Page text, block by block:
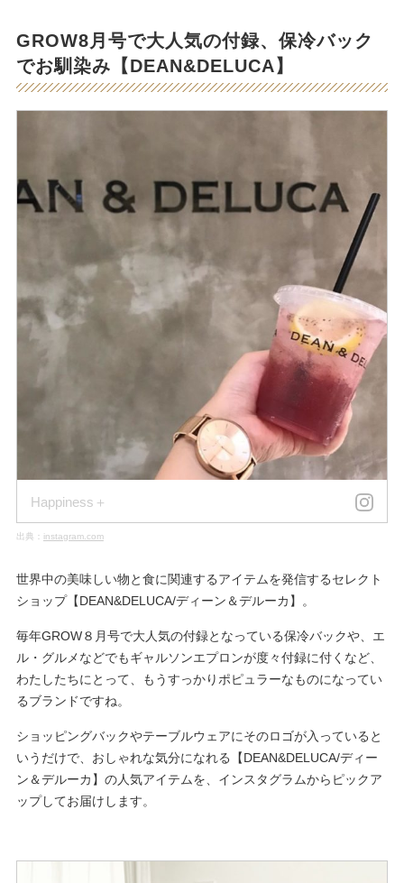
GROW8月号で大人気の付録、保冷バック
でお馴染み【DEAN&DELUCA】
Happiness＋
出典： instagram.com
世界中の美味しい物と食に関連するアイテムを発信するセレクト
ショップ【DEAN&DELUCA/ディーン＆デルーカ】。
毎年GROW８月号で大人気の付録となっている保冷バックや、エ
ル・グルメなどでもギャルソンエプロンが度々付録に付くなど、
わたしたちにとって、もうすっかりポピュラーなものになってい
るブランドですね。
ショッピングバックやテーブルウェアにそのロゴが入っていると
いうだけで、おしゃれな気分になれる【DEAN&DELUCA/ディー
ン＆デルーカ】の人気アイテムを、インスタグラムからピックア
ップしてお届けします。